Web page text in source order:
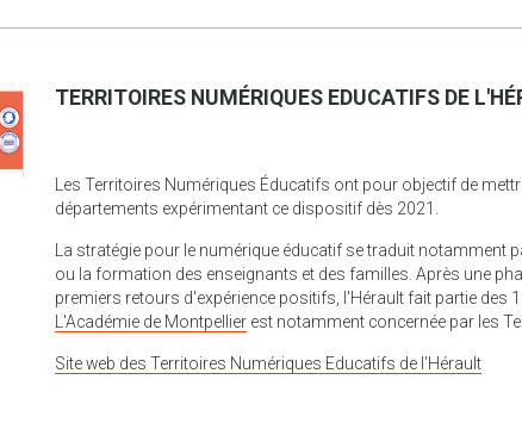
TERRITOIRES NUMÉRIQUES EDUCATIFS DE
Les Territoires Numériques Éducatifs ont pour objectif de
départements expérimentant ce dispositif dès 2021.
La stratégie pour le numérique éducatif se traduit
ou la formation des enseignants et des familles. Après une
premiers retours d'expérience positifs, l'Hérault fait partie des
L'Académie de Montpellier est notamment concernée par les
Site web des Territoires Numériques Educatifs de l'Hérault